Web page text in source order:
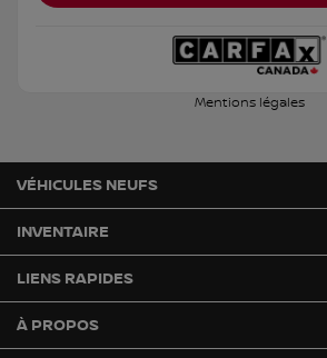
Mentions légales
VÉHICULES NEUFS
INVENTAIRE
LIENS RAPIDES
À PROPOS